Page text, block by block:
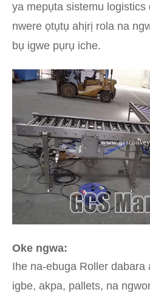
ya mepụta sistemu logistics
nwere ọtụtụ ahịrị rola na
bụ igwe pụrụ iche.
Oke ngwa:
Ihe na-ebuga Roller dabara
igbe, akpa, pallets, na